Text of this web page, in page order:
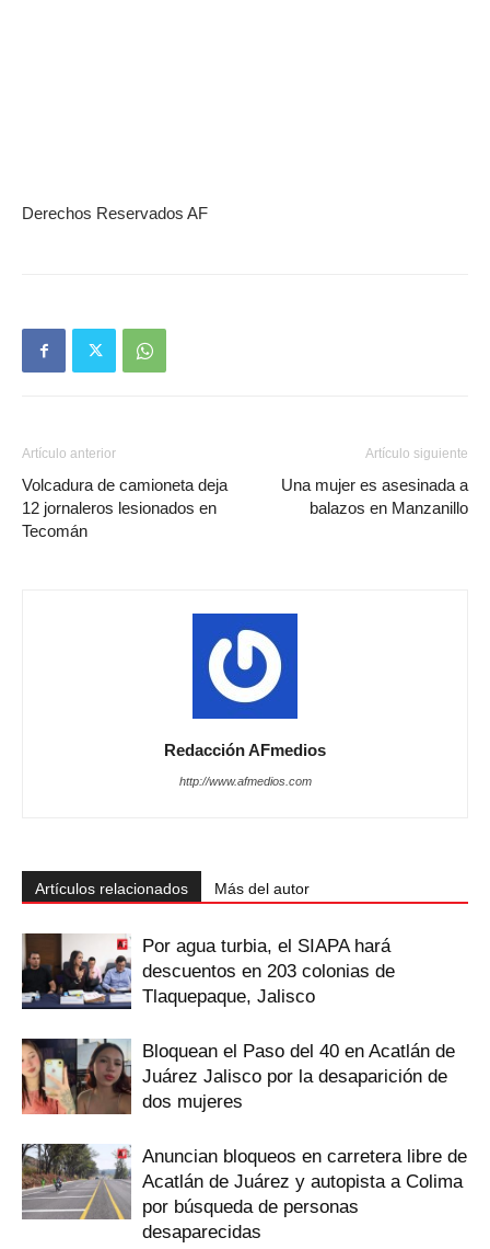
Derechos Reservados AF
Artículo anterior
Volcadura de camioneta deja
12 jornaleros lesionados en
Tecomán
Artículo siguiente
Una mujer es asesinada a
balazos en Manzanillo
Redacción AFmedios
http://www.afmedios.com
Artículos relacionados Más del autor
Por agua turbia, el SIAPA hará
descuentos en 203 colonias de
Tlaquepaque, Jalisco
Bloquean el Paso del 40 en Acatlán de
Juárez Jalisco por la desaparición de
dos mujeres
Anuncian bloqueos en carretera libre de
Acatlán de Juárez y autopista a Colima
por búsqueda de personas
desaparecidas